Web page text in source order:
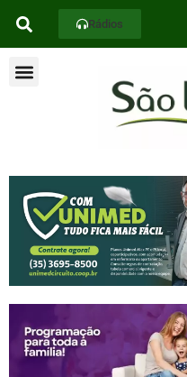
Rádios